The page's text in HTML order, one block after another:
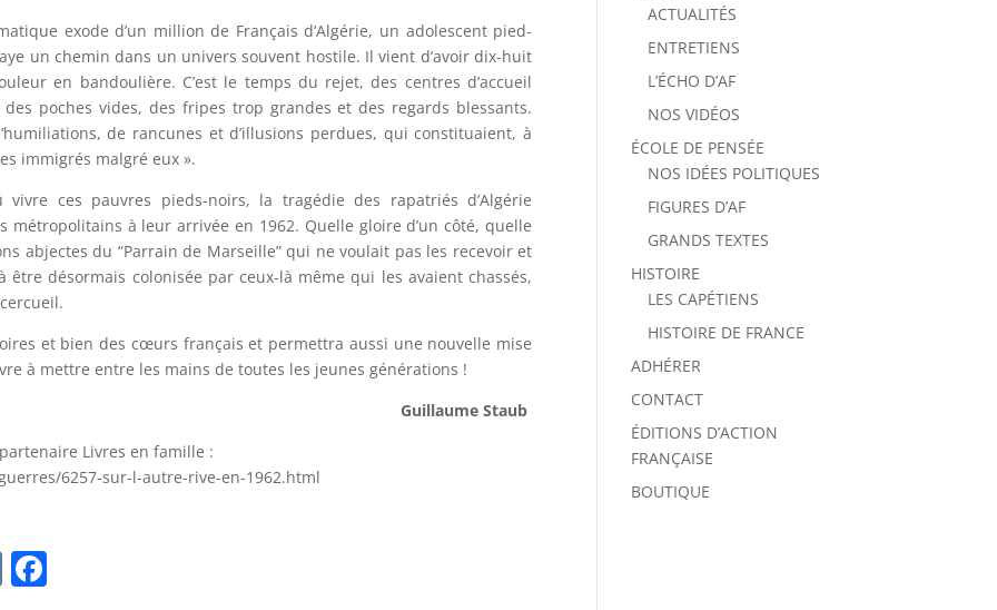
exode d’un million de Français d’Algérie, un adolescent pied-
un chemin dans un univers souvent hostile. Il vient d’avoir dix-huit
en bandoulière. C’est le temps du rejet, des centres d’accueil
poches vides, des fripes trop grandes et des regards blessants.
de rancunes et d’illusions perdues, qui constituaient, à
immigrés malgré eux ».
ces pauvres pieds-noirs, la tragédie des rapatriés d’Algérie
à leur arrivée en 1962. Quelle gloire d’un côté, quelle
abjectes du “Parrain de Marseille” qui ne voulait pas les recevoir et
désormais colonisée par ceux-là même qui les avaient chassés,
et bien des cœurs français et permettra aussi une nouvelle mise
à mettre entre les mains de toutes les jeunes générations !
Guillaume Staub
Livres en famille :
6257-sur-l-autre-rive-en-1962.html
V
ACTUALITÉS
ENTRETIENS
L’ÉCHO D’AF
NOS VIDÉOS
ÉCOLE DE PENSÉE
NOS IDÉES POLITIQUES
FIGURES D’AF
GRANDS TEXTES
HISTOIRE
LES CAPÉTIENS
HISTOIRE DE FRANCE
ADHÉRER
CONTACT
ÉDITIONS D’ACTION
FRANÇAISE
BOUTIQUE